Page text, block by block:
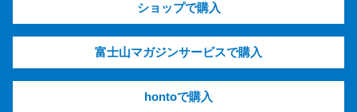
ショップで購入
富士山マガジンサービスで購入
hontoで購入